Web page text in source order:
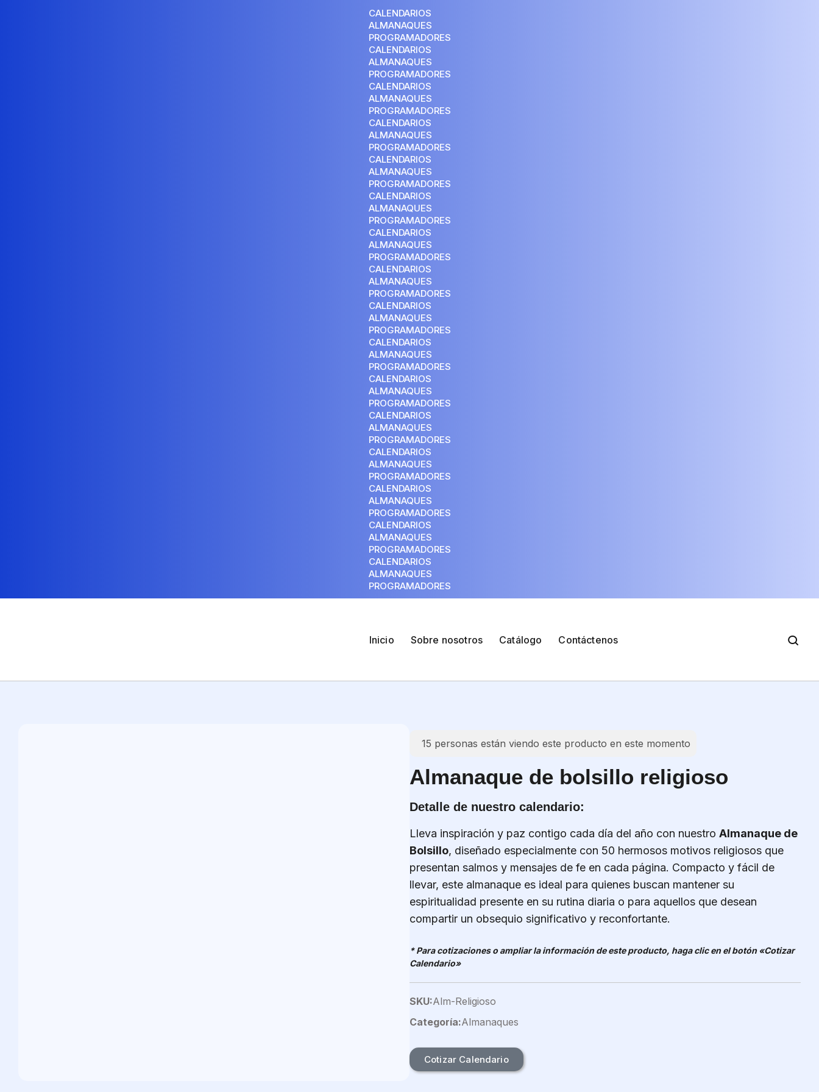
CALENDARIOS
ALMANAQUES
PROGRAMADORES
CALENDARIOS
ALMANAQUES
PROGRAMADORES
CALENDARIOS
ALMANAQUES
PROGRAMADORES
CALENDARIOS
ALMANAQUES
PROGRAMADORES
CALENDARIOS
ALMANAQUES
PROGRAMADORES
CALENDARIOS
ALMANAQUES
PROGRAMADORES
CALENDARIOS
ALMANAQUES
PROGRAMADORES
CALENDARIOS
ALMANAQUES
PROGRAMADORES
CALENDARIOS
ALMANAQUES
PROGRAMADORES
CALENDARIOS
ALMANAQUES
PROGRAMADORES
CALENDARIOS
ALMANAQUES
PROGRAMADORES
CALENDARIOS
ALMANAQUES
PROGRAMADORES
CALENDARIOS
ALMANAQUES
PROGRAMADORES
CALENDARIOS
ALMANAQUES
PROGRAMADORES
CALENDARIOS
ALMANAQUES
PROGRAMADORES
CALENDARIOS
ALMANAQUES
PROGRAMADORES
Inicio Sobre nosotros Catálogo Contáctenos
15 personas están viendo este producto en este momento
Almanaque de bolsillo religioso
Detalle de nuestro calendario:
Lleva inspiración y paz contigo cada día del año con nuestro Almanaque de
Bolsillo, diseñado especialmente con 50 hermosos motivos religiosos que
presentan salmos y mensajes de fe en cada página. Compacto y fácil de
llevar, este almanaque es ideal para quienes buscan mantener su
espiritualidad presente en su rutina diaria o para aquellos que desean
compartir un obsequio significativo y reconfortante.
* Para cotizaciones o ampliar la información de este producto, haga clic en el botón «Cotizar
Calendario»
SKU:Alm-Religioso
Categoría:Almanaques
Cotizar Calendario